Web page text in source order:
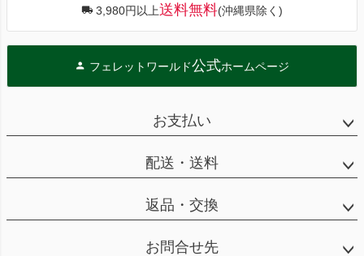
3,980円以上送料無料(沖縄県除く)
フェレットワールド公式ホームページ
お支払い
配送・送料
返品・交換
お問合せ先